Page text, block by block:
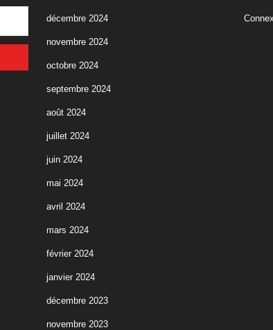
décembre 2024
novembre 2024
octobre 2024
septembre 2024
août 2024
juillet 2024
juin 2024
mai 2024
avril 2024
mars 2024
février 2024
janvier 2024
décembre 2023
novembre 2023